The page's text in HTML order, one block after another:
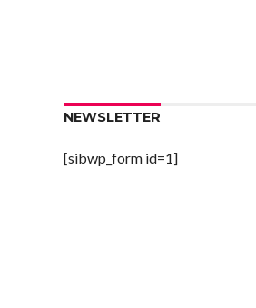
NEWSLETTER
[sibwp_form id=1]